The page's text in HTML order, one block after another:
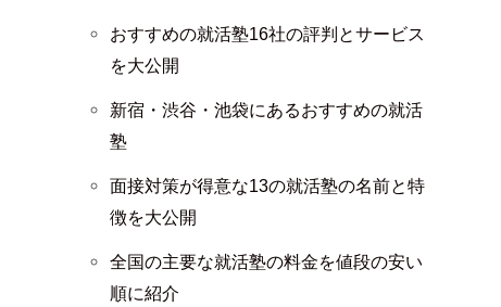
おすすめの就活塾16社の評判とサービス
を大公開
新宿・渋谷・池袋にあるおすすめの就活
塾
面接対策が得意な13の就活塾の名前と特
徴を大公開
全国の主要な就活塾の料金を値段の安い
順に紹介